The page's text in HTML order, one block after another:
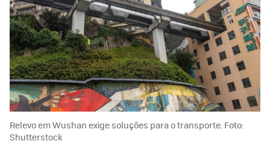
Relevo em Wushan exige soluções para o transporte. Foto:
Shutterstock